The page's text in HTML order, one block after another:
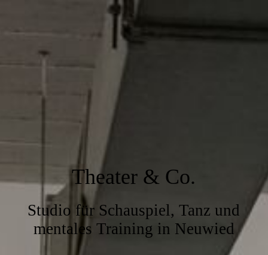
Theater & Co.
Studio für Schauspiel, Tanz und
mentales Training in Neuwied